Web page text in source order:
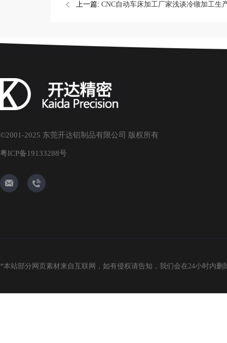
上一篇: CNC自动车床加工厂家浅谈冷镦加工生
©2001-2025 东莞开达铝制品有限公司 版权所有
粤ICP备19133288号
*本站部分网页素材来自互联网，如有侵权请告知，我们会在24小时内删